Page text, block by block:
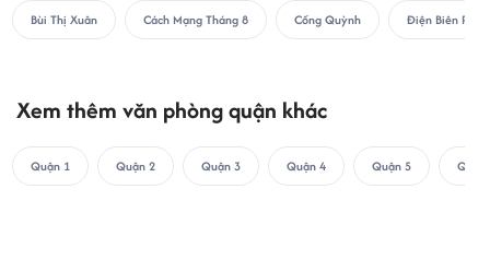
Bùi Thị Xuân Cách Mạng Tháng 8 Cống Quỳnh Điện Biên Phủ
Xem thêm văn phòng quận khác
Quận 1 Quận 2 Quận 3 Quận 4 Quận 5 Quận